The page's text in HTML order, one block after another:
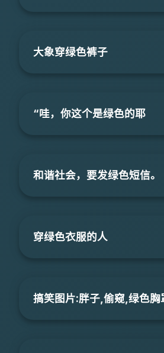
大象穿绿色裤子
“哇，你这个是绿色的耶
和谐社会，要发绿色短信。
穿绿色衣服的人
搞笑图片:胖子,偷窥,绿色胸